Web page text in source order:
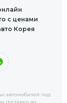
с ценами
Корея
автомобилей под